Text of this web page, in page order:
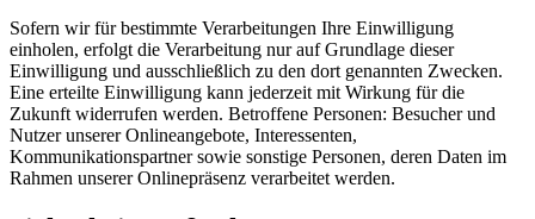
Sofern wir für bestimmte Verarbeitungen Ihre Einwilligung
einholen, erfolgt die Verarbeitung nur auf Grundlage dieser
Einwilligung und ausschließlich zu den dort genannten Zwecken.
Eine erteilte Einwilligung kann jederzeit mit Wirkung für die
Zukunft widerrufen werden. Betroffene Personen: Besucher und
Nutzer unserer Onlineangebote, Interessenten,
Kommunikationspartner sowie sonstige Personen, deren Daten im
Rahmen unserer Onlinepräsenz verarbeitet werden.